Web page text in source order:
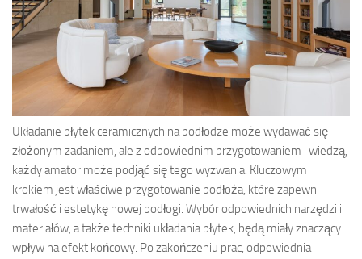
Układanie płytek ceramicznych na podłodze może wydawać się
złożonym zadaniem, ale z odpowiednim przygotowaniem i wiedzą,
każdy amator może podjąć się tego wyzwania. Kluczowym
krokiem jest właściwe przygotowanie podłoża, które zapewni
trwałość i estetykę nowej podłogi. Wybór odpowiednich narzędzi i
materiałów, a także techniki układania płytek, będą miały znaczący
wpływ na efekt końcowy. Po zakończeniu prac, odpowiednia